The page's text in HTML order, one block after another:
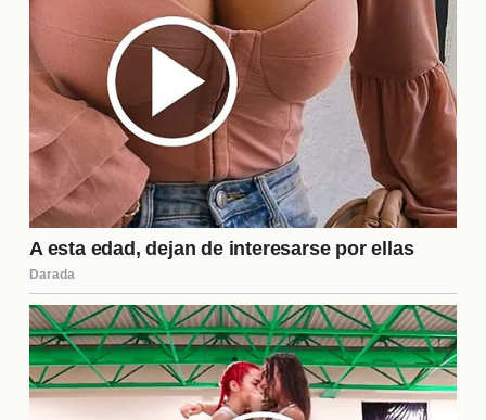
¿Por qué las películas de acción
son tan populares?
La popularidad de las películas de acción puede
atribuirse a su capacidad para ofrecer
escapismo
emoción. La adrenalina que generan, junto con
historias de héroes y villanos, atrae a los
espectadores que buscan entretenimiento y un
respiro de la realidad. Además, la evolución de la
tecnología ha permitido crear secuencias
visualmente impresionantes que capturan la
atención del público, haciendo que cada nuevo
estreno sea un evento esperado.